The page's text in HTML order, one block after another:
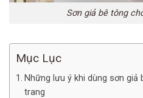
Sơn giả bê tông
Mục Lục
Những lưu ý khi dùng sơn
trang